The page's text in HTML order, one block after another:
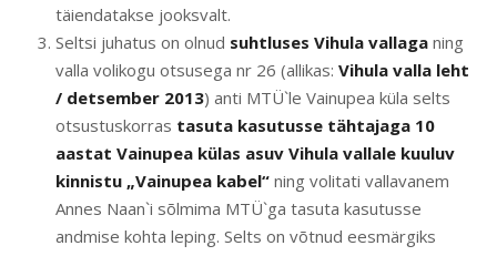
täiendatakse jooksvalt.
Seltsi juhatus on olnud suhtluses Vihula vallaga ning
valla volikogu otsusega nr 26 (allikas: Vihula valla leht
/ detsember 2013) anti MTÜ`le Vainupea küla selts
otsustuskorras tasuta kasutusse tähtajaga 10
aastat Vainupea külas asuv Vihula vallale kuuluv
kinnistu „Vainupea kabel“ ning volitati vallavanem
Annes Naan`i sõlmima MTÜ`ga tasuta kasutusse
andmise kohta leping. Selts on võtnud eesmärgiks